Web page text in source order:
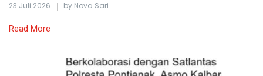
23 Juli 2026 by Nova Sari
Read More